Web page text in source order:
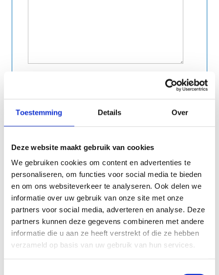
Toestemming Details Over
Deze website maakt gebruik van cookies
We gebruiken cookies om content en advertenties te
personaliseren, om functies voor social media te bieden
en om ons websiteverkeer te analyseren. Ook delen we
informatie over uw gebruik van onze site met onze
partners voor social media, adverteren en analyse. Deze
partners kunnen deze gegevens combineren met andere
informatie die u aan ze heeft verstrekt of die ze hebben
verzameld op basis van uw gebruik van hun services.
Brussel
Limburg
West-Vlaanderen